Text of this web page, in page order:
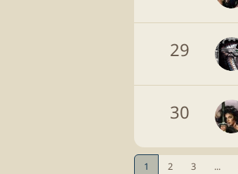
29
30
1 2 3 ...